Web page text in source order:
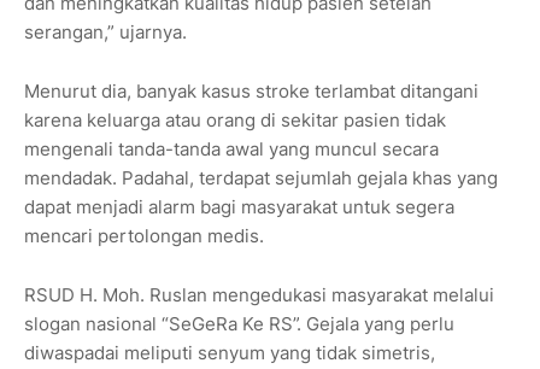
serangan,” ujarnya.
Menurut dia, banyak kasus stroke terlambat ditangani
karena keluarga atau orang di sekitar pasien tidak
mengenali tanda-tanda awal yang muncul secara
mendadak. Padahal, terdapat sejumlah gejala khas yang
dapat menjadi alarm bagi masyarakat untuk segera
mencari pertolongan medis.
RSUD H. Moh. Ruslan mengedukasi masyarakat melalui
slogan nasional “SeGeRa Ke RS”. Gejala yang perlu
diwaspadai meliputi senyum yang tidak simetris,